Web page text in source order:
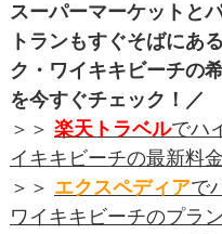
スーパーマーケットと
トランもすぐそばにあ
ク・ワイキキビーチの
を今すぐチェック！／
＞＞ 楽天トラベルでハ
イキキビーチの最新料
＞＞ エクスペディアで
ワイキキビーチのプラ